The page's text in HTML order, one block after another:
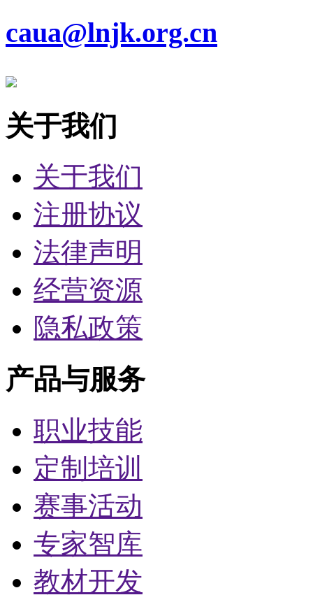
caua@lnjk.org.cn
关于我们
关于我们
注册协议
法律声明
经营资源
隐私政策
产品与服务
职业技能
定制培训
赛事活动
专家智库
教材开发